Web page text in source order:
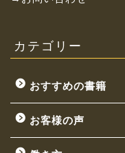
カテゴリー
おすすめの書籍
お客様の声